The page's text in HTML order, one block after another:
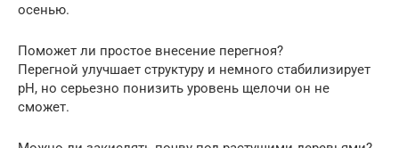
осенью.
Поможет ли простое внесение перегноя?
Перегной улучшает структуру и немного стабилизирует
pH, но серьезно понизить уровень щелочи он не
сможет.